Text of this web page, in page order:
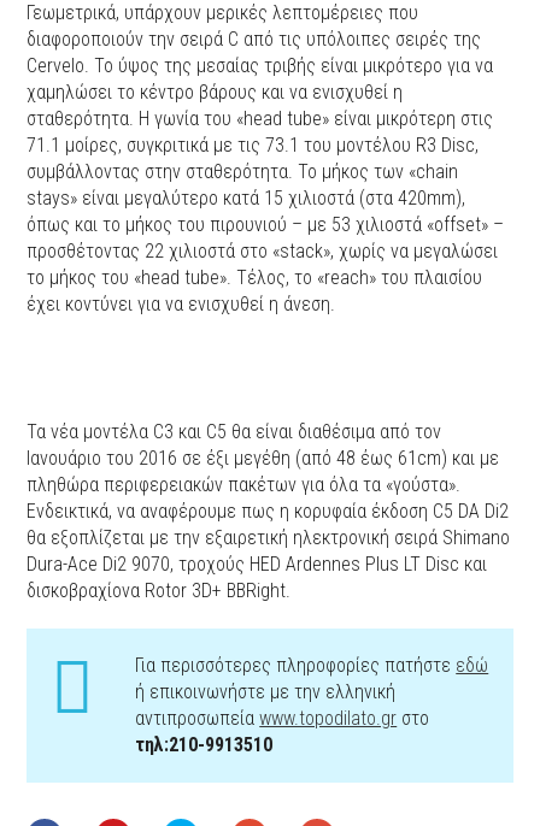
Γεωμετρικά, υπάρχουν μερικές λεπτομέρειες που
διαφοροποιούν την σειρά C από τις υπόλοιπες σειρές της
Cervelo. Το ύψος της μεσαίας τριβής είναι μικρότερο για να
χαμηλώσει το κέντρο βάρους και να ενισχυθεί η
σταθερότητα. Η γωνία του «head tube» είναι μικρότερη στις
71.1 μοίρες, συγκριτικά με τις 73.1 του μοντέλου R3 Disc,
συμβάλλοντας στην σταθερότητα. Το μήκος των «chain
stays» είναι μεγαλύτερο κατά 15 χιλιοστά (στα 420mm),
όπως και το μήκος του πιρουνιού – με 53 χιλιοστά «offset» –
προσθέτοντας 22 χιλιοστά στο «stack», χωρίς να μεγαλώσει
το μήκος του «head tube». Τέλος, το «reach» του πλαισίου
έχει κοντύνει για να ενισχυθεί η άνεση.
Τα νέα μοντέλα C3 και C5 θα είναι διαθέσιμα από τον
Ιανουάριο του 2016 σε έξι μεγέθη (από 48 έως 61cm) και με
πληθώρα περιφερειακών πακέτων για όλα τα «γούστα».
Ενδεικτικά, να αναφέρουμε πως η κορυφαία έκδοση C5 DA Di2
θα εξοπλίζεται με την εξαιρετική ηλεκτρονική σειρά Shimano
Dura-Ace Di2 9070, τροχούς ΗΕD Ardennes Plus LT Disc και
δισκοβραχίονα Rotor 3D+ BBRight.
Για περισσότερες πληροφορίες πατήστε εδώ
ή επικοινωνήστε με την ελληνική
αντιπροσωπείαwww.topodilato.gr στο
τηλ:210-9913510